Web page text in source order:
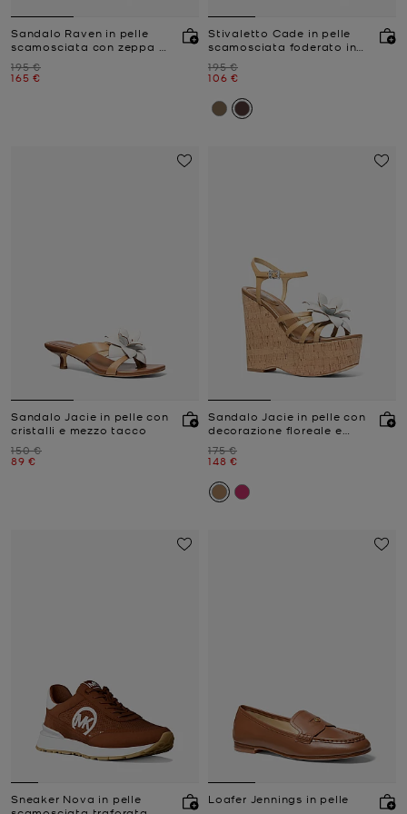
Sandalo Raven in pelle
scamosciata con zeppa e
borchie
Prezzo iniziale
195 €
Prezzo attuale
165 €
Stivaletto Cade in pelle
scamosciata foderato in
pile
Prezzo iniziale
195 €
Prezzo attuale
106 €
Sandalo Jacie in pelle con
cristalli e mezzo tacco
Prezzo iniziale
150 €
Prezzo attuale
89 €
Sandalo Jacie in pelle con
decorazione floreale e
Prezzo iniziale
175 €
Prezzo attuale
148 €
Sneaker Nova in pelle
Loafer Jennings in pelle